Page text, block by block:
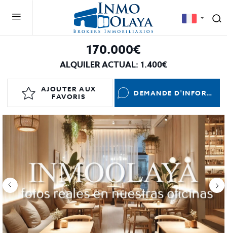
170.000€
ALQUILER ACTUAL: 1.400€
AJOUTER AUX
FAVORIS
DEMANDE D'INFORMATIONS